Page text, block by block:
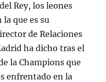
Rey, los leones
que es su
de Relaciones
ha dicho tras el
la Champions que
enfrentado en la